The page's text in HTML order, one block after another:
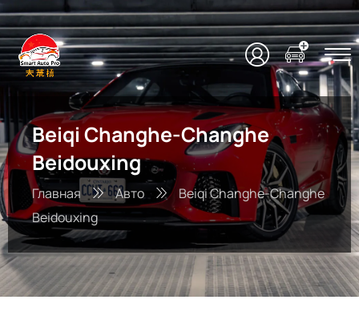
Beiqi Changhe-Changhe
Beidouxing
Главная Авто
Beiqi Changhe-Changhe
Beidouxing